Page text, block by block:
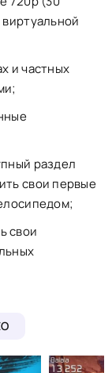
и частных
раздел
свои первые
свои